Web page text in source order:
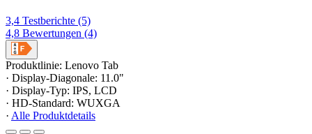
3,4 Testberichte (5)
4,8 Bewertungen (4)
Produktlinie: Lenovo Tab
· Display-Diagonale: 11.0"
· Display-Typ: IPS, LCD
· HD-Standard: WUXGA
· Alle Produktdetails